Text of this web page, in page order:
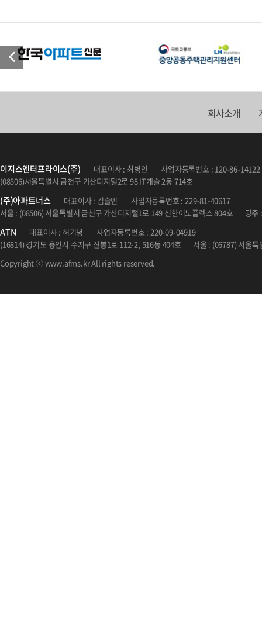
회사소개
이지스엔터프라이스(주) 대표이사 : 최병인
사업자등록번호 : 120-86-14122
(08506)서울특별시 금천구 가산디지털2로 98 IT캐슬 2동 714호
(주)아파트너스 대표이사 : 김슬빈
사업자등록번호 : 229-81-40617
서울 : (08506) 서울특별시 금천구 가산디지털1로 149 신한이노플렉스 804호
광주
ATN 대표이사 : 허기녕
사업자등록번호 : 220-09-04919
(16814) 경기도 용인시 수지구 신봉1로 112-2, 516동 404호
서울 : (06787) 서울
Copyright ⓒ www.afms.kr All rights reserved.